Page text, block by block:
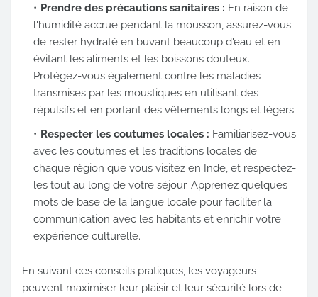
Prendre des précautions sanitaires : En raison de
l'humidité accrue pendant la mousson, assurez-vous
de rester hydraté en buvant beaucoup d'eau et en
évitant les aliments et les boissons douteux.
Protégez-vous également contre les maladies
transmises par les moustiques en utilisant des
répulsifs et en portant des vêtements longs et légers.
Respecter les coutumes locales : Familiarisez-vous
avec les coutumes et les traditions locales de
chaque région que vous visitez en Inde, et respectez-
les tout au long de votre séjour. Apprenez quelques
mots de base de la langue locale pour faciliter la
communication avec les habitants et enrichir votre
expérience culturelle.
En suivant ces conseils pratiques, les voyageurs
peuvent maximiser leur plaisir et leur sécurité lors de